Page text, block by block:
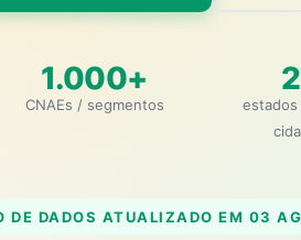
1.000+
CNAEs / segmentos
DE DADOS ATUALIZADO EM 03